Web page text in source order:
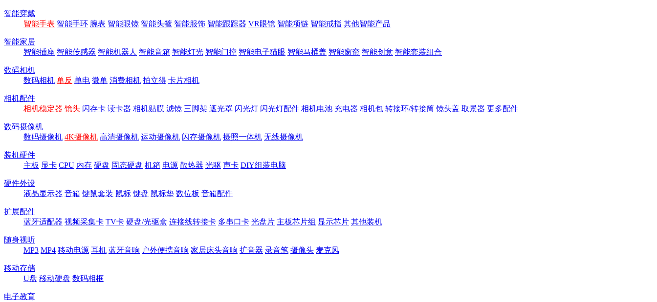
智能穿戴
智能手表 智能手环 腕表 智能眼镜 智能头箍 智能服饰 智能跟踪器 VR眼镜 智能项链 智能戒指 其他智能产品
智能家居
智能插座 智能传感器 智能机器人 智能音箱 智能灯光 智能门控 智能电子猫眼 智能马桶盖 智能窗帘 智能创意 智能套装组合
数码相机
数码相机 单反 单电 微单 消费相机 拍立得 卡片相机
相机配件
相机稳定器 镜头 闪存卡 读卡器 相机贴膜 滤镜 三脚架 遮光罩 闪光灯 闪光灯配件 相机电池 充电器 相机包 转接环/转接筒 镜头盖 取景器 更多配件
数码摄像机
数码摄像机 4K摄像机 高清摄像机 运动摄像机 闪存摄像机 摄照一体机 无线摄像机
装机硬件
主板 显卡 CPU 内存 硬盘 固态硬盘 机箱 电源 散热器 光驱 声卡 DIY组装电脑
硬件外设
液晶显示器 音箱 键鼠套装 鼠标 键盘 鼠标垫 数位板 音箱配件
扩展配件
蓝牙适配器 视频采集卡 TV卡 硬盘/光驱盒 连接线转接卡 多串口卡 光盘片 主板芯片组 显示芯片 其他装机
随身视听
MP3 MP4 移动电源 耳机 蓝牙音响 户外便携音响 家居床头音响 扩音器 录音笔 摄像头 麦克风
移动存储
U盘 移动硬盘 数码相框
电子教育